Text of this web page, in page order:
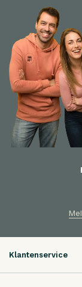
Klantenservice